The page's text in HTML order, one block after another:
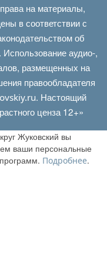
на материалы,
в соответствии с
об
аудио-,
размещенных на
правообладателя
. Настоящий
ценза 12+»
Жуковский вы
ваши персональные
Подробнее.